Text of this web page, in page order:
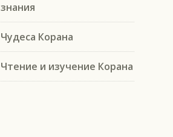
знания
Чудеса Корана
Чтение и изучение Корана